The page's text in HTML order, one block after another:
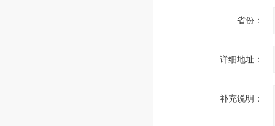
省份：
详细地址：
补充说明：